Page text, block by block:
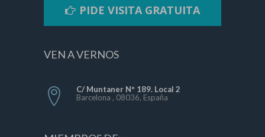
PIDE VISITA GRATUITA
VEN A VERNOS
C/ Muntaner Nº 189. Local 2
Barcelona , 08036, España